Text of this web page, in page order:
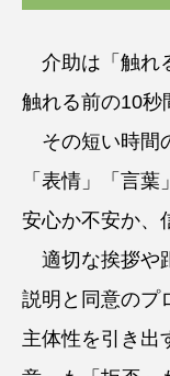
介助は「触れ
触れる前の10秒
その短い時間
「表情」「言
安心か不安か、
適切な挨拶や
説明と同意のプ
主体性を引き出